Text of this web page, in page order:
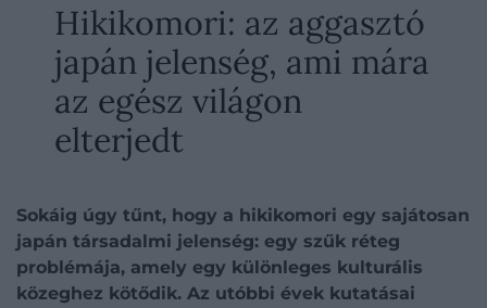
Hikikomori: az aggasztó
japán jelenség, ami mára
az egész világon
elterjedt
Sokáig úgy tűnt, hogy a hikikomori egy sajátosan
japán társadalmi jelenség: egy szűk réteg
problémája, amely egy különleges kulturális
közeghez kötődik. Az utóbbi évek kutatásai